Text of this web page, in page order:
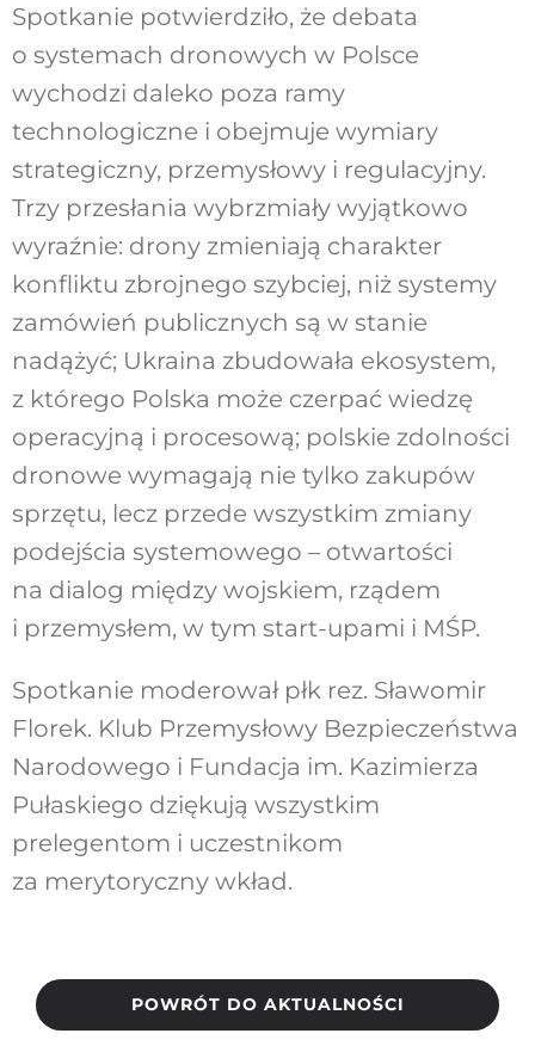
Spotkanie potwierdziło, że debata
o systemach dronowych w Polsce
wychodzi daleko poza ramy
technologiczne i obejmuje wymiary
strategiczny, przemysłowy i regulacyjny.
Trzy przesłania wybrzmiały wyjątkowo
wyraźnie: drony zmieniają charakter
konfliktu zbrojnego szybciej, niż systemy
zamówień publicznych są w stanie
nadążyć; Ukraina zbudowała ekosystem,
z którego Polska może czerpać wiedzę
operacyjną i procesową; polskie zdolności
dronowe wymagają nie tylko zakupów
sprzętu, lecz przede wszystkim zmiany
podejścia systemowego – otwartości
na dialog między wojskiem, rządem
i przemysłem, w tym start-upami i MŚP.
Spotkanie moderował płk rez. Sławomir
Florek. Klub Przemysłowy Bezpieczeństwa
Narodowego i Fundacja im. Kazimierza
Pułaskiego dziękują wszystkim
prelegentom i uczestnikom
za merytoryczny wkład.
POWRÓT DO AKTUALNOŚCI